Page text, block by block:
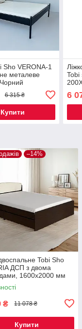
Sho VERONA-1
металеве
6 315 ₴
Купити
Tobi
6
–14%
Tobi Sho
ДСП з двома
1600х2000 мм
Дуб молочний
₴ 11 078 ₴
Купити